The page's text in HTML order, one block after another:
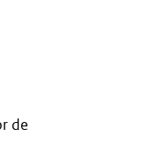
de